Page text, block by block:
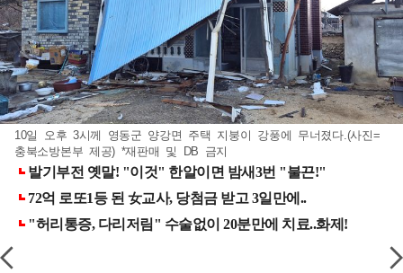
10일 오후 3시께 영동군 양강면 주택 지붕이 강풍에 무너졌다.(사진=
충북소방본부 제공) *재판매 및 DB 금지